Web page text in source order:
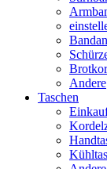
Andere
Taschen